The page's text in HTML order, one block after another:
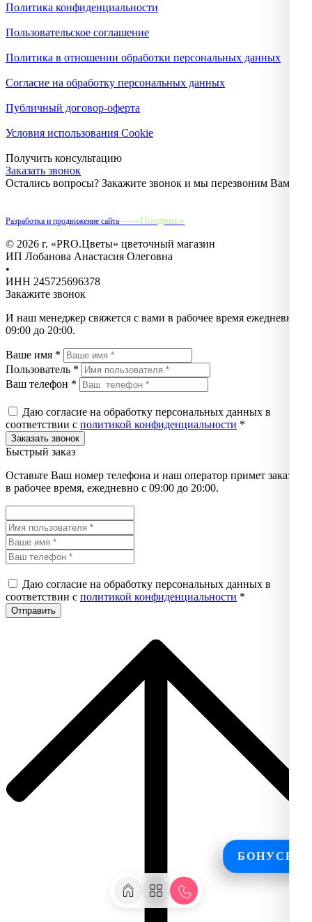
БОНУСЫ
Политика конфиденциальности
Пользовательское соглашение
Политика в отношении обработки персональных данных
Согласие на обработку персональных данных
Публичный договор-оферта
Условия использования Cookie
Получить консультацию
Заказать звонок
Остались вопросы? Закажите звонок и мы перезвоним Вам.
Разработка и продвижение сайта — «Полдень»
© 2026 г. «PRO.Цветы» цветочный магазин
ИП Лобанова Анастасия Олеговна
•
ИНН 245725696378
Закажите звонок
И наш менеджер свяжется с вами в рабочее время ежедневно с
09:00 до 20:00.
Ваше имя *
Пользователь *
Ваш телефон *
Даю согласие на обработку персональных данных в
соответствии с политикой конфиденциальности *
Быстрый заказ
Оставьте Ваш номер телефона и наш оператор примет заказ
в рабочее время, ежедневно с 09:00 до 20:00.
Даю согласие на обработку персональных данных в
соответствии с политикой конфиденциальности *